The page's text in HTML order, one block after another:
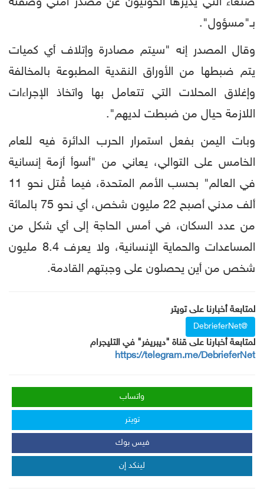
بـ"مسؤول".
وقال المصدر إنه "سيتم مصادرة وإتلاف أي كميات
يتم ضبطها من الأوراق النقدية المطبوعة بالمخالفة
وإغلاق المحلات التي تتعامل بها واتخاذ الإجراءات
اللازمة حيال من ضبطت لديهم".
وبات اليمن بفعل استمرار الحرب الدائرة فيه للعام
الخامس على التوالي، يعاني من "أسوأ أزمة إنسانية
في العالم" بحسب الأمم المتحدة، فيما قُتل نحو 11
ألف مدني أصبح 22 مليون شخص، أي نحو 75 بالمائة
من عدد السكان، في أمس الحاجة إلى أي شكل من
المساعدات والحماية الإنسانية، ولا يعرف 8.4 مليون
شخص من أين يحصلون على وجبتهم القادمة.
لمتابعة أخبارنا على تويتر
@DebrieferNet
لمتابعة أخبارنا على قناة "ديبريفر" في التليجرام
https://telegram.me/DebrieferNet
واتساب
تويتر
فيس بوك
لينكد إن